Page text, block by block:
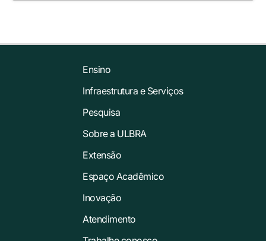
Ensino
Infraestrutura e Serviços
Pesquisa
Sobre a ULBRA
Extensão
Espaço Acadêmico
Inovação
Atendimento